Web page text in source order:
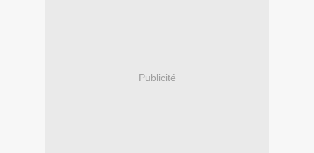
Publicité